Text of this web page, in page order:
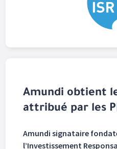
Amundi obtient
attribué par les
Amundi signataire
l’Investissement